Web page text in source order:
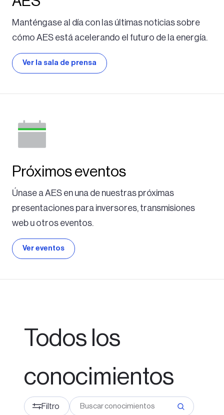
Manténgase al día con las últimas noticias sobre
cómo AES está acelerando el futuro de la energía.
Ver la sala de prensa
Próximos eventos
Únase a AES en una de nuestras próximas
presentaciones para inversores, transmisiones
web u otros eventos.
Ver eventos
Todos los
conocimientos
Filtro